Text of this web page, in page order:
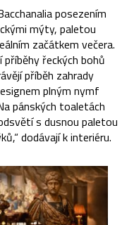
posezením
mýty, paletou
začátkem večera.
řeckých bohů
příběh zahrady
plným nymf
pánských toaletách
s dusnou paletou
dodávají k interiéru.